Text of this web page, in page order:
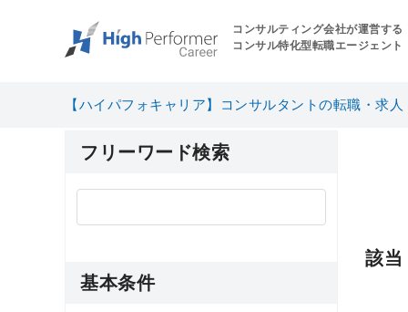
コンサルティング会社が運営する
コンサル特化型転職エージェント
【ハイパフォキャリア】コンサルタントの転職・求
該当
フリーワード検索
基本条件